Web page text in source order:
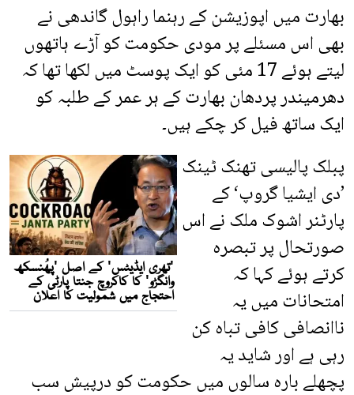
بھارت میں اپوزیشن کے رہنما راہول گاندھی نے
بھی اس مسئلے پر مودی حکومت کو آڑے ہاتھوں
لیتے ہوئے 17 مئی کو ایک پوسٹ میں لکھا تھا کہ
دھرمیندر پردھان بھارت کے ہر عمر کے طلبہ کو
ایک ساتھ فیل کر چکے ہیں۔
پبلک پالیسی تھنک ٹینک
’دی ایشیا گروپ‘ کے
پارٹنر اشوک ملک نے اس
صورتحال پر تبصرہ
کرتے ہوئے کہا کہ
امتحانات میں یہ
ناانصافی کافی تباہ کن
رہی ہے اور شاید یہ
پچھلے بارہ سالوں میں حکومت کو درپیش سب